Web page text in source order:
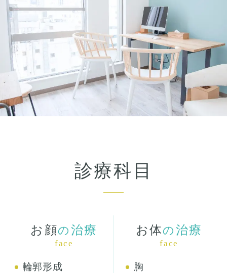
診療科目
お顔の 治療
face
輪郭形成
お体の 治療
face
胸